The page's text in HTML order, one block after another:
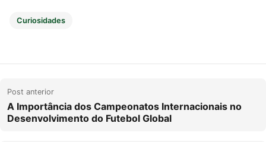
Curiosidades
Post anterior
A Importância dos Campeonatos Internacionais no
Desenvolvimento do Futebol Global